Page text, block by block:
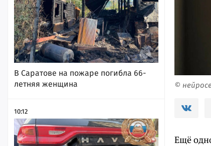
В Саратове на пожаре погибла 66-
летняя женщина
10:12
©
Ещё